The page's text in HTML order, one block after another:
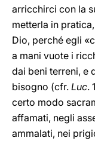
arricchirci con la
metterla in
Dio, perché egli
a mani vuote i
dai beni terreni, e
bisogno (cfr. Luc.
certo modo
affamati, negli
ammalati, nei